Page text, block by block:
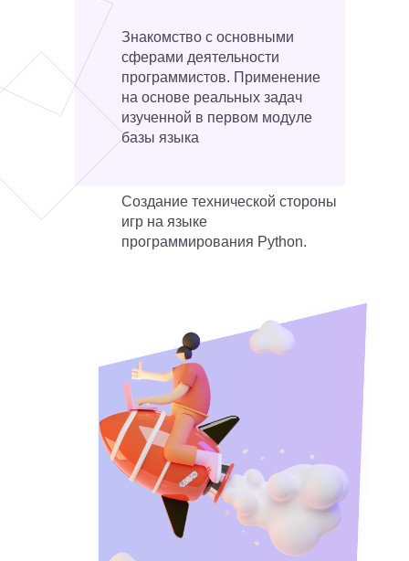
Знакомство с основными
сферами деятельности
программистов. Применение
на основе реальных задач
изученной в первом модуле
базы языка
Создание технической стороны
игр на языке
программирования Python.